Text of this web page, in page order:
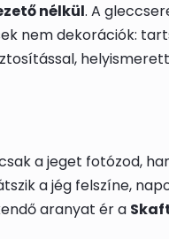
nélkül. A
nem dekorációk:
a jeget fotózod,
a jég felszíne,
aranyat ér a